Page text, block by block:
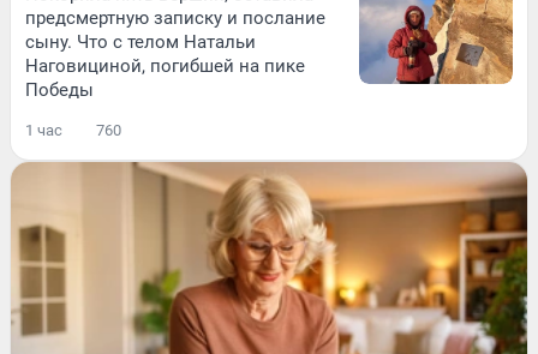
предсмертную записку и послание
сыну. Что с телом Натальи
Наговициной, погибшей на пике
Победы
1 час 760